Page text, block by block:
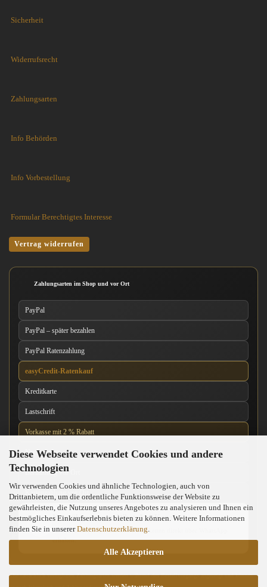
Diese Webseite verwendet Cookies und andere
Technologien
Wir verwenden Cookies und ähnliche Technologien, auch von
Drittanbietern, um die ordentliche Funktionsweise der Website zu
gewährleisten, die Nutzung unseres Angebotes zu analysieren und Ihnen ein
bestmögliches Einkaufserlebnis bieten zu können. Weitere Informationen
finden Sie in unsererDatenschutzerklärung
Alle Akzeptieren
Sicherheit
Widerrufsrecht
Zahlungsarten
Info Behörden
Info Vorbestellung
Formular Berechtigtes Interesse
Vertrag widerrufen
Zahlungsarten im Shop und vor Ort
PayPal
PayPal – später bezahlen
PayPal Ratenzahlung
easyCredit-Ratenkauf
Kreditkarte
Lastschrift
Vorkasse mit 2 % Rabatt
Nachnahme
Barzahlung vor Ort
Kartenzahlung vor Ort
News über unseren WhatsApp-Kanal
Neue Messer, Angebote und Neuigkeiten direkt über WhatsApp
erhalten.
Die tatsächlich verfügbaren Zahlungsarten werden während des Bestellvorgangs angezeigt und können